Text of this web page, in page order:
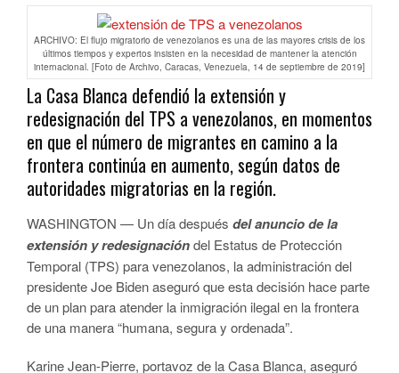
ARCHIVO: El flujo migratorio de venezolanos es una de las mayores crisis de los
últimos tiempos y expertos insisten en la necesidad de mantener la atención
internacional. [Foto de Archivo, Caracas, Venezuela, 14 de septiembre de 2019]
La Casa Blanca defendió la extensión y
redesignación del TPS a venezolanos, en momentos
en que el número de migrantes en camino a la
frontera continúa en aumento, según datos de
autoridades migratorias en la región.
WASHINGTON — Un día después del anuncio de la
extensión y redesignacióndel Estatus de Protección
Temporal (TPS) para venezolanos, la administración del
presidente Joe Biden aseguró que esta decisión hace parte
de un plan para atender la inmigración ilegal en la frontera
de una manera “humana, segura y ordenada”.
Karine Jean-Pierre, portavoz de la Casa Blanca, aseguró